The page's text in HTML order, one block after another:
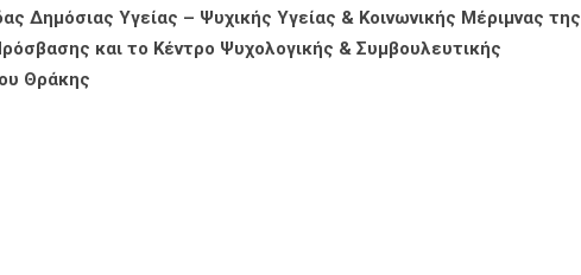
Δημόσιας Υγείας – Ψυχικής Υγείας & Κοινωνικής Μέριμνας της
και το Κέντρο Ψυχολογικής & Συμβουλευτικής
Θράκης